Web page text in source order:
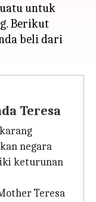
untuk
Berikut
beli dari
Teresa
negara
keturunan
Teresa